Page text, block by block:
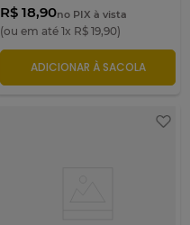
R$ 18,90no PIX à vista
(ou em até 1x R$ 19,90)
ADICIONAR À SACOLA